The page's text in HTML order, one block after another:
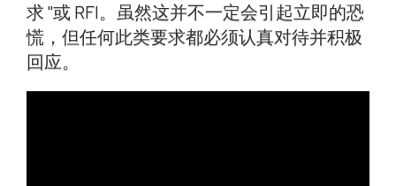
求 "或 RFI。虽然这并不一定会引起立即的恐
慌，但任何此类要求都必须认真对待并积极
回应。